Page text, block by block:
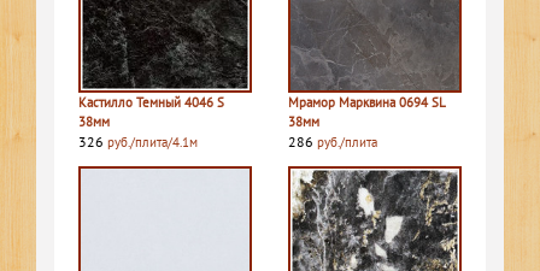
Кастилло Темный 4046 S
38мм
326 руб./плита/4.1м
Мрамор Марквина 0694 SL
38мм
286 руб./плита